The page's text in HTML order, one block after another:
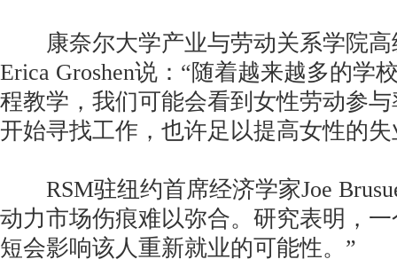
康奈尔大学产业与劳动关系学院高
Erica Groshen说：“随着越来越多的学
程教学，我们可能会看到女性劳动参
开始寻找工作，也许足以提高女性的
RSM驻纽约首席经济学家Joe
动力市场伤痕难以弥合。研究表明，
短会影响该人重新就业的可能性。”